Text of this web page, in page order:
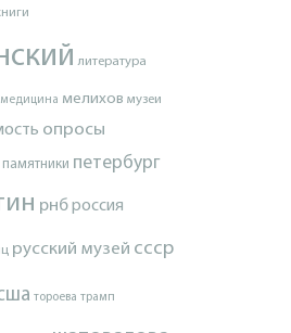
литература
медицина мелихов музеи
опросы
памятники петербург
рнброссия
русский музей ссср
тороева трамп